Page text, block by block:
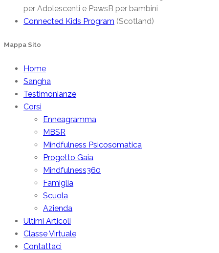
per Adolescenti e PawsB per bambini
Connected Kids Program (Scotland)
Mappa Sito
Home
Sangha
Testimonianze
Corsi
Enneagramma
MBSR
Mindfulness Psicosomatica
Progetto Gaia
Mindfulness360
Famiglia
Scuola
Azienda
Ultimi Articoli
Classe Virtuale
Contattaci